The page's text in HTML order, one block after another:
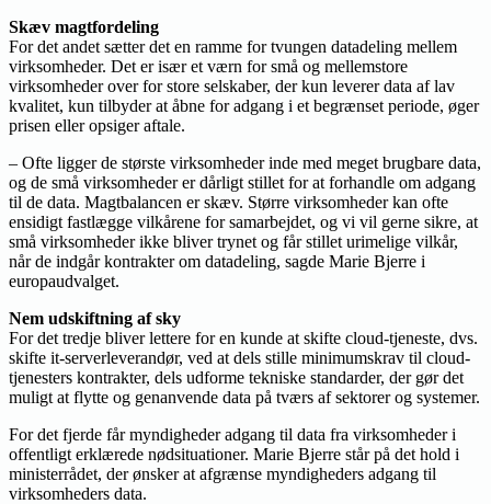
Skæv magtfordeling
For det andet sætter det en ramme for tvungen datadeling mellem
virksomheder. Det er især et værn for små og mellemstore
virksomheder over for store selskaber, der kun leverer data af lav
kvalitet, kun tilbyder at åbne for adgang i et begrænset periode, øger
prisen eller opsiger aftale.
– Ofte ligger de største virksomheder inde med meget brugbare data,
og de små virksomheder er dårligt stillet for at forhandle om adgang
til de data. Magtbalancen er skæv. Større virksomheder kan ofte
ensidigt fastlægge vilkårene for samarbejdet, og vi vil gerne sikre, at
små virksomheder ikke bliver trynet og får stillet urimelige vilkår,
når de indgår kontrakter om datadeling, sagde Marie Bjerre i
europaudvalget.
Nem udskiftning af sky
For det tredje bliver lettere for en kunde at skifte cloud-tjeneste, dvs.
skifte it-serverleverandør, ved at dels stille minimumskrav til cloud-
tjenesters kontrakter, dels udforme tekniske standarder, der gør det
muligt at flytte og genanvende data på tværs af sektorer og systemer.
For det fjerde får myndigheder adgang til data fra virksomheder i
offentligt erklærede nødsituationer. Marie Bjerre står på det hold i
ministerrådet, der ønsker at afgrænse myndigheders adgang til
virksomheders data.